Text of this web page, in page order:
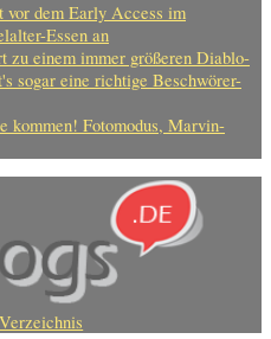
vor dem Early Access im
Essen an
zu einem immer größeren Diablo-
sogar eine richtige Beschwörer-
kommen! Fotomodus, Marvin-